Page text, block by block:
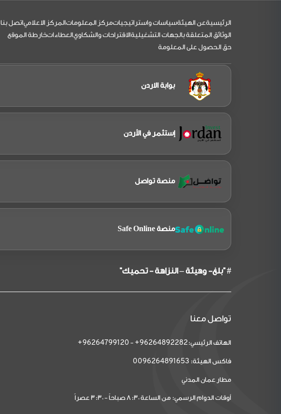
التذييل
الرئيسيةعن الهيئةسياسات واستراتيجياتمركز المعلوماتالمركز الاعلامياتصل بنا
الوثائق المتعلقة بالجهات التشغيليةالاقتراحات والشكاويالعطاءاتخارطة الموقع
حق الحصول على المعلومة
بوابة الاردن
إستثمر في الأردن
منصة تواصل
منصة Safe Online
# "بلغ- وهيئة – النزاهة - تحميك"
تواصل معنا
الهاتف الرئيسي: 96264892282+
-
96264799120+
فاكس الهيئة: 0096264891653
مطار عمان المدني
أوقات الدوام الرسمي: من الساعة 8:30 صباحاً - 3:30 عصراً